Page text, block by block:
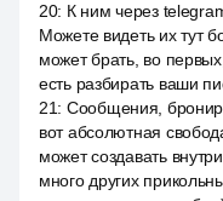
20: К ним через
Можете видеть их тут
может брать, во
есть разбирать ваши
21: Сообщения,
вот абсолютная
может создавать
много других